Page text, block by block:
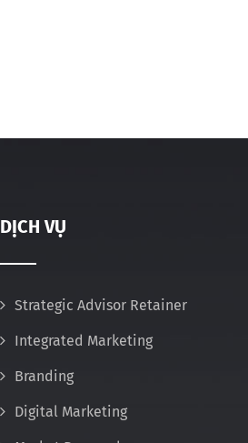
DỊCH VỤ
Strategic Advisor Retainer
Integrated Marketing
Branding
Digital Marketing